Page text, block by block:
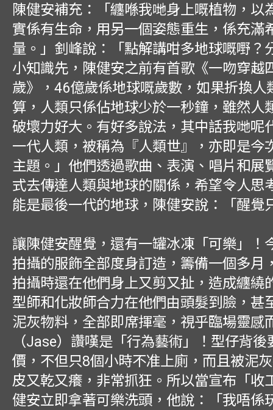
陳健安補充：「纏喺我哋身上嘅植物，以
實係有生命，用另一個姿態重生，係充滿
量。」釗峰說：「點解講咁多地球嘅嘢？
小知識先，陳健安之前有首歌《一吻穿越
歲》，46億歲係地球嘅歲數，如果折換人
算，人類只係佔地球少於一秒鐘，雖然人
破壞力好大。有好多說法，其中話我哋呢
一代人類，被稱為『人類世』，亦即是今
主題。」他們透過歌曲、表演、唱片和展
式去傳達人類與地球的關係，希望令人思
能是最後一代的地球，陳健安說：「醒覺
讓陳健安醒覺，還有一罐冰凍「可樂」！
拍攝的服飾全部度身訂造，籌備一個多月
拍攝時還在他們身上又剪又扯，造成纏繞
型師和化妝師合力在他們由頭髮到臉，甚
泥灰物料，全部即席揮毫，視乎臨場靈感
（Jase）讚嘆是「行為藝術」！型仔背
價，不但只8個小時不准上廁，而且被泥
皮又乾又癢，非常抓狂。所以當宣布「收
健安立即拿著可樂洗頭，他說：「我唔係